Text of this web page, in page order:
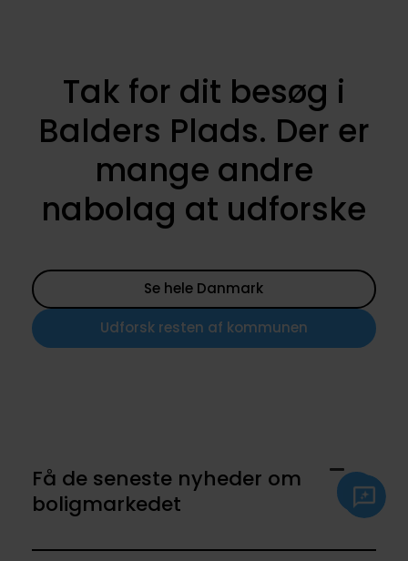
Tak for dit besøg i
Balders Plads. Der er
mange andre
nabolag at udforske
Se hele Danmark
Udforsk resten af kommunen
Få de seneste nyheder om
boligmarkedet